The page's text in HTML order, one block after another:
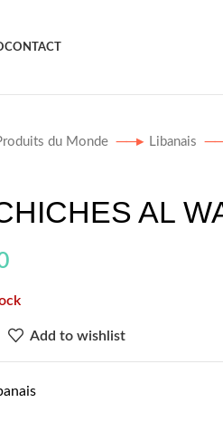
CONTACT
du Monde Libanais
AL
Add to wishlist